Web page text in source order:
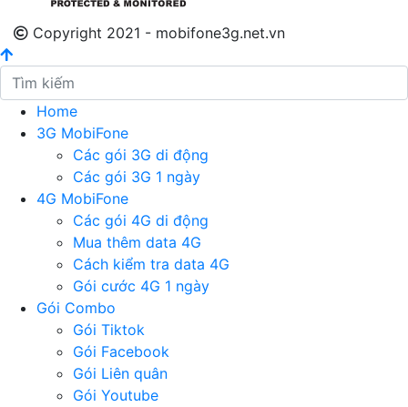
Copyright 2021 - mobifone3g.net.vn
Home
3G MobiFone
Các gói 3G di động
Các gói 3G 1 ngày
4G MobiFone
Các gói 4G di động
Mua thêm data 4G
Cách kiểm tra data 4G
Gói cước 4G 1 ngày
Gói Combo
Gói Tiktok
Gói Facebook
Gói Liên quân
Gói Youtube